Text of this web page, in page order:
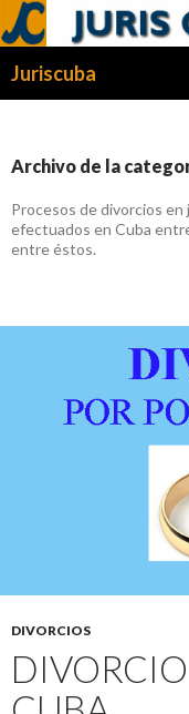
Juriscuba
Archivo de la
Procesos de divorcios
efectuados en Cuba
entre éstos.
DIVORCIOS